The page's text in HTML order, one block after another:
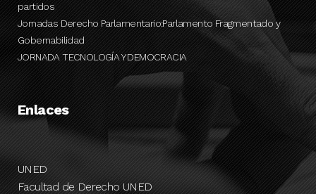
partidos
Jornadas Derecho Parlamentario:Parlamento Fragmentado y
Gobernabilidad
JORNADA TECNOLOGÍA Y DEMOCRACIA
Enlaces
UNED
Facultad de Derecho UNED